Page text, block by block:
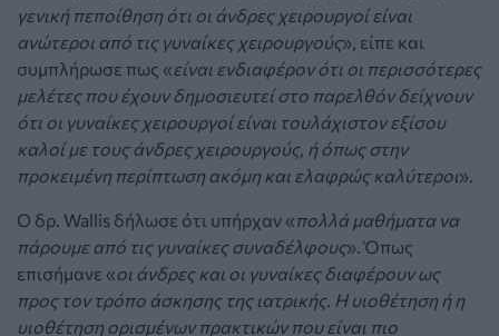
γενική πεποίθηση ότι οι άνδρες χειρουργοί είναι
ανώτεροι από τις γυναίκες χειρουργούς», είπε και
συμπλήρωσε πως «είναι ενδιαφέρον ότι οι περισσότερες
μελέτες που έχουν δημοσιευτεί στο παρελθόν δείχνουν
ότι οι γυναίκες χειρουργοί είναι τουλάχιστον εξίσου
καλοί με τους άνδρες χειρουργούς, ή όπως στην
προκειμένη περίπτωση ακόμη και ελαφρώς καλύτεροι».
Ο δρ. Wallis δήλωσε ότι υπήρχαν «πολλά μαθήματα να
πάρουμε από τις γυναίκες συναδέλφους». Όπως
επισήμανε «οι άνδρες και οι γυναίκες διαφέρουν ως
προς τον τρόπο άσκησης της ιατρικής. Η υιοθέτηση ή η
υιοθέτηση ορισμένων πρακτικών που είναι πιο